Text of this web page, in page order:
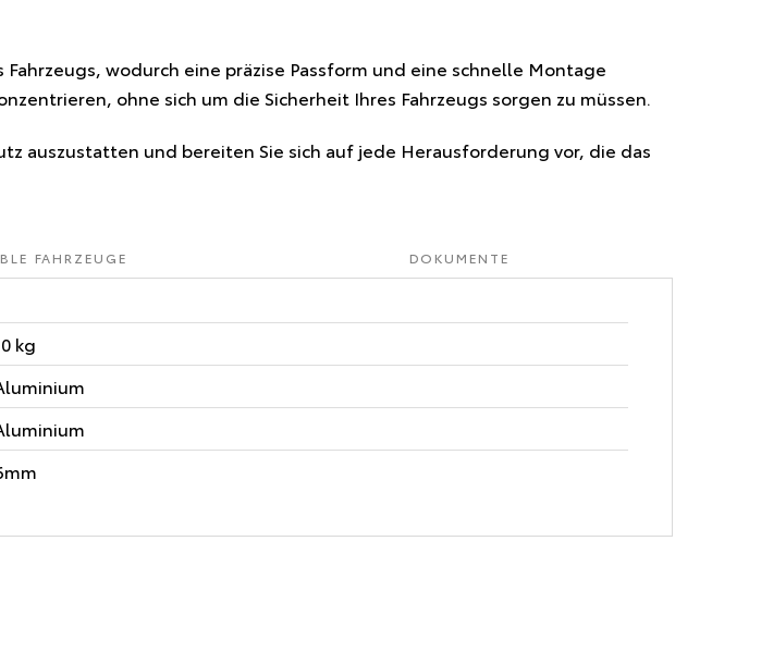
wodurch eine präzise Passform und eine schnelle Montage
ohne sich um die Sicherheit Ihres Fahrzeugs sorgen zu müssen.
auszustatten und bereiten Sie sich auf jede Herausforderung vor, die das
FAHRZEUGE DOKUMENTE
kg